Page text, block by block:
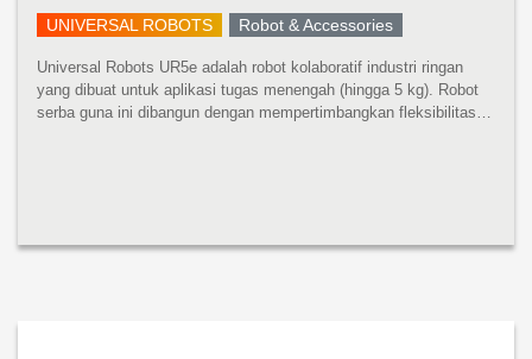
UNIVERSAL ROBOTS Robot & Accessories
Universal Robots UR5e adalah robot kolaboratif industri ringan
yang dibuat untuk aplikasi tugas menengah (hingga 5 kg). Robot
serba guna ini dibangun dengan mempertimbangkan fleksibilitas